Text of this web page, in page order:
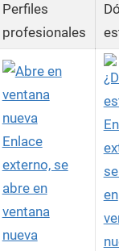
Perfiles
profesionales
Enlace
externo, se
abre en
ventana
nueva
en